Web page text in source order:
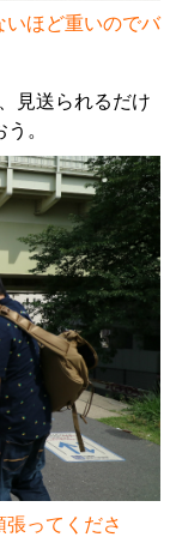
いほど重いのでバ
見送られるだけ
。
張ってくださ